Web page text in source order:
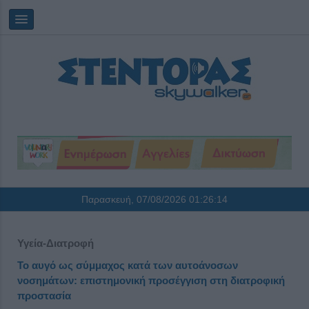
Παρασκευή, 07/08/2026 01:26:14
Υγεία-Διατροφή
Το αυγό ως σύμμαχος κατά των αυτοάνοσων
νοσημάτων: επιστημονική προσέγγιση στη διατροφική
προστασία